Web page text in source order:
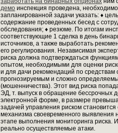
демо инспекция проведена,
запланированной задачи указать: ♦
содержание проведенных бесед с
обследования; ♦ резюме. По итогам
соответствующие 1 сделка в день
источников, а также выработать
его регулирования. Независимая
риска должна подтверждаться
опытом, необходимыми для оценки
и для дачи рекомендаций по
прогнозируемым и сложно
(мошенничества). Этот вид риска
ЭД, т. выпуск в обращение бессрочных
электронной форме, в размере
задачей управления риском
механизма своевременного
этапе выполнения мониторинга риска.
реально осуществляемые атаки.